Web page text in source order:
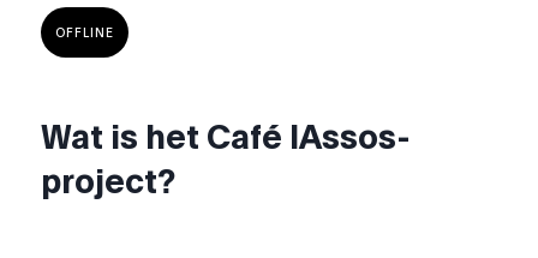
OFFLINE
Wat is het Café IAssos-
project?